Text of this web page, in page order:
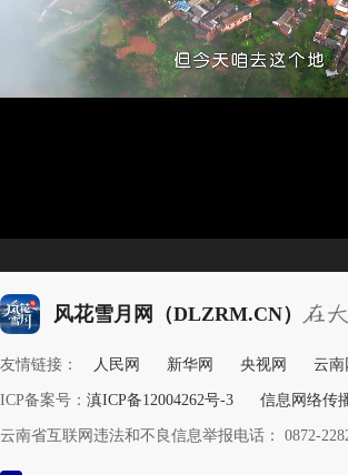
风花雪月网（DLZRM.CN）
友情链接： 人民网 新华网 央视网 云南
ICP备案号： 滇ICP备12004262号-3 信息网络传
云南省互联网违法和不良信息举报电话： 0872-